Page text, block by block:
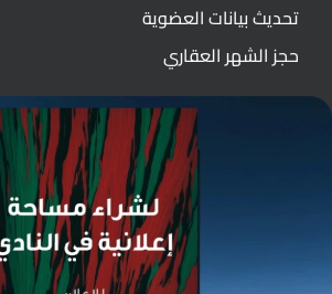
تحديث بيانات العضوية
حجز الشهر العقاري